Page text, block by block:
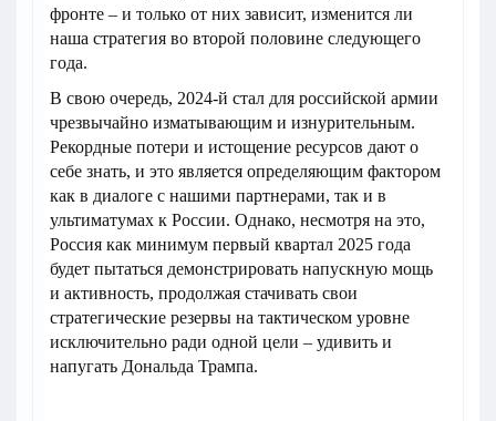
фронте – и только от них зависит, изменится ли
наша стратегия во второй половине следующего
года.
В свою очередь, 2024-й стал для российской армии
чрезвычайно изматывающим и изнурительным.
Рекордные потери и истощение ресурсов дают о
себе знать, и это является определяющим фактором
как в диалоге с нашими партнерами, так и в
ультиматумах к России. Однако, несмотря на это,
Россия как минимум первый квартал 2025 года
будет пытаться демонстрировать напускную мощь
и активность, продолжая стачивать свои
стратегические резервы на тактическом уровне
исключительно ради одной цели – удивить и
напугать Дональда Трампа.